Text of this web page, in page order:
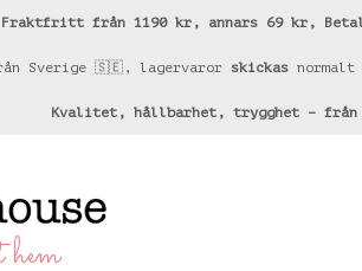
Fraktfritt från 1190 kr, annars 69 kr,
Sverige 🇸🇪, lagervaror skickas
Kvalitet, hållbarhet, trygghet – från